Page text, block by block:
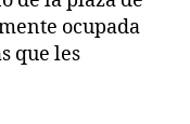
ocupada
que les